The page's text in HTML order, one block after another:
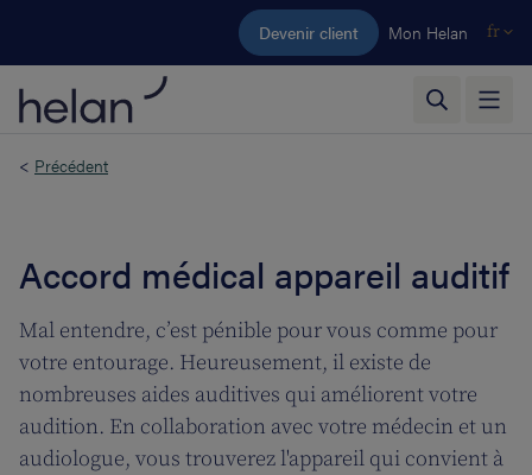
Aller au contenu principal
Devenir client Mon Helan fr
< Précédent
Accord médical appareil auditif
Mal entendre, c’est pénible pour vous comme pour
votre entourage. Heureusement, il existe de
nombreuses aides auditives qui améliorent votre
audition. En collaboration avec votre médecin et un
audiologue, vous trouverez l'appareil qui convient à